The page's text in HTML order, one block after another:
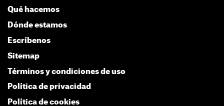
Qué hacemos
Dónde estamos
Escríbenos
Sitemap
Términos y condiciones de uso
Política de privacidad
Política de cookies